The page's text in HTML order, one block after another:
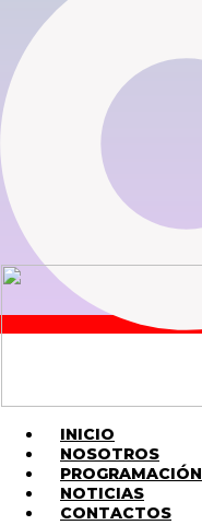
INICIO
NOSOTROS
PROGRAMACIÓN
NOTICIAS
CONTACTOS